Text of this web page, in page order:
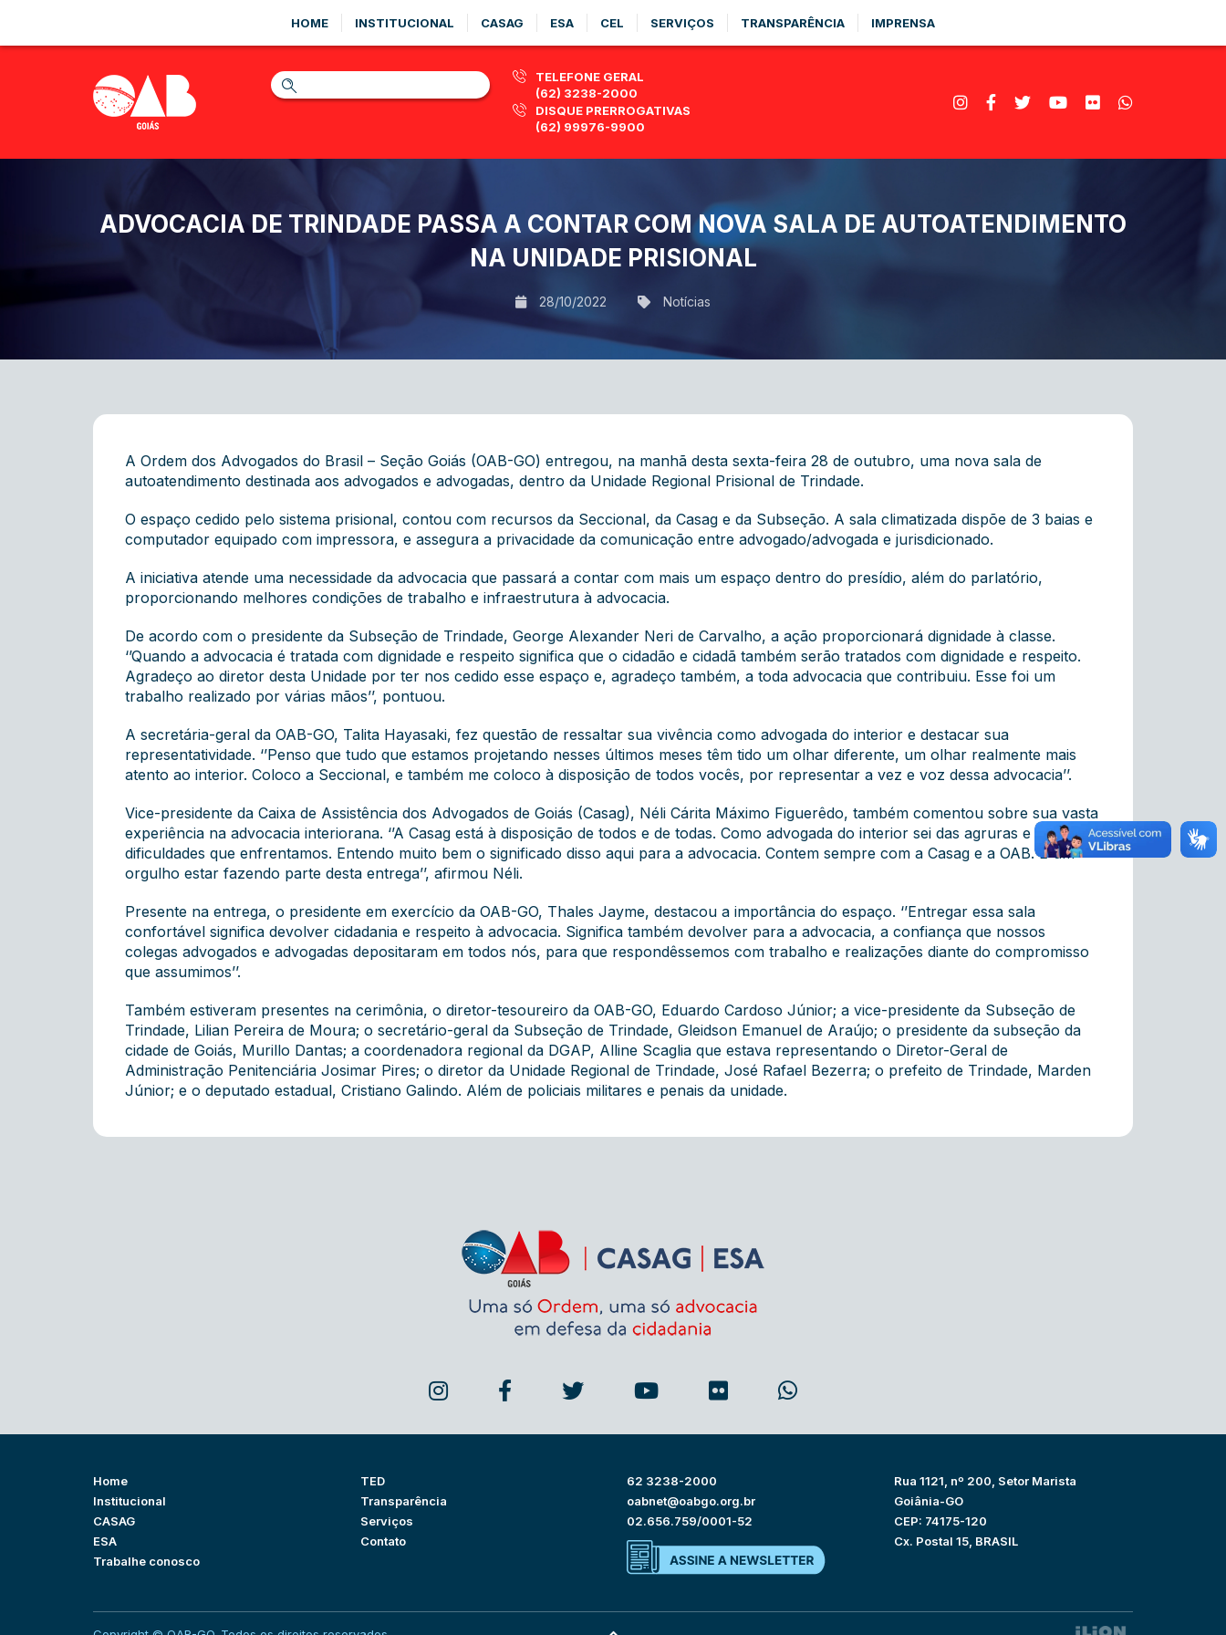
HOME INSTITUCIONAL CASAG ESA CEL SERVIÇOS TRANSPARÊNCIA IMPRENSA
TELEFONE GERAL
(62) 3238-2000
DISQUE PRERROGATIVAS
(62) 99976-9900
ADVOCACIA DE TRINDADE PASSA A CONTAR COM NOVA SALA DE AUTOATENDIMENTO
NA UNIDADE PRISIONAL
28/10/2022 Notícias
A Ordem dos Advogados do Brasil – Seção Goiás (OAB-GO) entregou, na manhã desta sexta-feira 28 de outubro, uma nova sala de
autoatendimento destinada aos advogados e advogadas, dentro da Unidade Regional Prisional de Trindade.
O espaço cedido pelo sistema prisional, contou com recursos da Seccional, da Casag e da Subseção. A sala climatizada dispõe de 3 baias e
computador equipado com impressora, e assegura a privacidade da comunicação entre advogado/advogada e jurisdicionado.
A iniciativa atende uma necessidade da advocacia que passará a contar com mais um espaço dentro do presídio, além do parlatório,
proporcionando melhores condições de trabalho e infraestrutura à advocacia.
De acordo com o presidente da Subseção de Trindade, George Alexander Neri de Carvalho, a ação proporcionará dignidade à classe.
‘’Quando a advocacia é tratada com dignidade e respeito significa que o cidadão e cidadã também serão tratados com dignidade e respeito.
Agradeço ao diretor desta Unidade por ter nos cedido esse espaço e, agradeço também, a toda advocacia que contribuiu. Esse foi um
trabalho realizado por várias mãos’’, pontuou.
A secretária-geral da OAB-GO, Talita Hayasaki, fez questão de ressaltar sua vivência como advogada do interior e destacar sua
representatividade. ‘’Penso que tudo que estamos projetando nesses últimos meses têm tido um olhar diferente, um olhar realmente mais
atento ao interior. Coloco a Seccional, e também me coloco à disposição de todos vocês, por representar a vez e voz dessa advocacia’’.
Vice-presidente da Caixa de Assistência dos Advogados de Goiás (Casag), Néli Cárita Máximo Figuerêdo, também comentou sobre sua vasta
experiência na advocacia interiorana. ‘’A Casag está à disposição de todos e de todas. Como advogada do interior sei das agruras e das
dificuldades que enfrentamos. Entendo muito bem o significado disso aqui para a advocacia. Contem sempre com a Casag e a OAB. É um
orgulho estar fazendo parte desta entrega’’, afirmou Néli.
Presente na entrega, o presidente em exercício da OAB-GO, Thales Jayme, destacou a importância do espaço. ‘’Entregar essa sala
confortável significa devolver cidadania e respeito à advocacia. Significa também devolver para a advocacia, a confiança que nossos
colegas advogados e advogadas depositaram em todos nós, para que respondêssemos com trabalho e realizações diante do compromisso
que assumimos’’.
Também estiveram presentes na cerimônia, o diretor-tesoureiro da OAB-GO, Eduardo Cardoso Júnior; a vice-presidente da Subseção de
Trindade, Lilian Pereira de Moura; o secretário-geral da Subseção de Trindade, Gleidson Emanuel de Araújo; o presidente da subseção da
cidade de Goiás, Murillo Dantas; a coordenadora regional da DGAP, Alline Scaglia que estava representando o Diretor-Geral de
Administração Penitenciária Josimar Pires; o diretor da Unidade Regional de Trindade, José Rafael Bezerra; o prefeito de Trindade, Marden
Júnior; e o deputado estadual, Cristiano Galindo. Além de policiais militares e penais da unidade.
Home
Institucional
CASAG
ESA
Trabalhe conosco
TED
Transparência
Serviços
Contato
62 3238-2000
oabnet@oabgo.org.br
02.656.759/0001-52
Rua 1121, nº 200, Setor Marista
Goiânia-GO
CEP: 74175-120
Cx. Postal 15, BRASIL